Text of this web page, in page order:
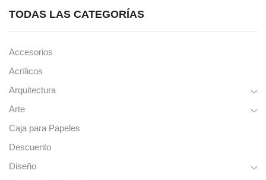
DINOSAURIO
TODAS LAS CATEGORÍAS
Accesorios
Acrílicos
Arquitectura
Arte
Caja para Papeles
Descuento
Diseño